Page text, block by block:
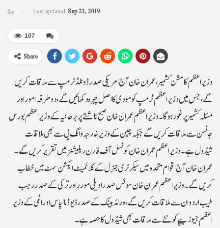
By Last updated Sep 23, 2019
107
Share
وزیراعظم کا مشن کشمیر، عمران خان آج امریکی صدر ڈونلڈ ٹرمپ سے ملاقات کریں
گے، جس میں وزیراعظم ٹرمپ کو مودی کا اصل چہرہ دکھائیں گے، دو طرفہ امور اور
مسئلہ کشمیر پر غور ہوگا۔وزیر اعظم عمران خان صبح ناشتے پر برطانیہ کے وزیر اعظم بورس
جانسن سے ملاقات کریں گے جبکہ چین کے وزیر خارجہ وانگ یی سے بھی ملاقات
شیڈول ہے۔ وزیر اعظم عمران خان کونسل آف فارن ریلیشنز میں تقریر کریں گے۔
عمران خان آج اقوام متحدہ میں سیکرٹری جنرل کے کلائمیٹ ایکشن سمٹ میں خطاب
کریں گے۔ وزیر اعظم عمران خان سوئس صدر اویلی مورر اور ترکی کے صدر رجب
طیب اردوان سے ملاقات کریں گے، ورلڈ بینک کے صدر ڈیوڈ مالپاس اور اٹلی کے وزیر
اعظم جیو زیپے کونٹے سے ملاقات بھی شیڈول کا حصہ ہے۔